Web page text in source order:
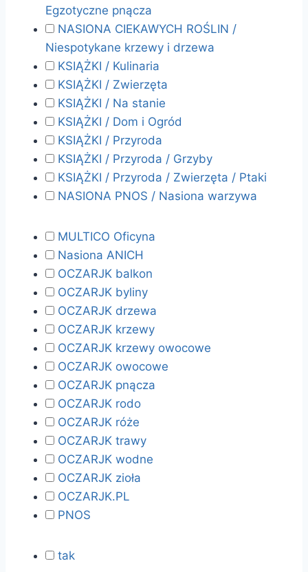
Egzotyczne pnącza
NASIONA CIEKAWYCH ROŚLIN /
Niespotykane krzewy i drzewa
KSIĄŻKI / Kulinaria
KSIĄŻKI / Zwierzęta
KSIĄŻKI / Na stanie
KSIĄŻKI / Dom i Ogród
KSIĄŻKI / Przyroda
KSIĄŻKI / Przyroda / Grzyby
KSIĄŻKI / Przyroda / Zwierzęta / Ptaki
NASIONA PNOS / Nasiona warzywa
MULTICO Oficyna
Nasiona ANICH
OCZARJK balkon
OCZARJK byliny
OCZARJK drzewa
OCZARJK krzewy
OCZARJK krzewy owocowe
OCZARJK owocowe
OCZARJK pnącza
OCZARJK rodo
OCZARJK róże
OCZARJK trawy
OCZARJK wodne
OCZARJK zioła
OCZARJK.PL
PNOS
tak